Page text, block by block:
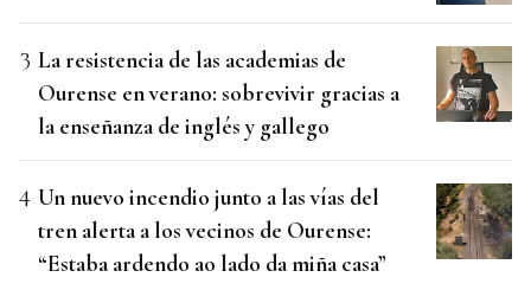
La resistencia de las academias de
Ourense en verano: sobrevivir gracias a
la enseñanza de inglés y gallego
Un nuevo incendio junto a las vías del
tren alerta a los vecinos de Ourense:
“Estaba ardendo ao lado da miña casa”